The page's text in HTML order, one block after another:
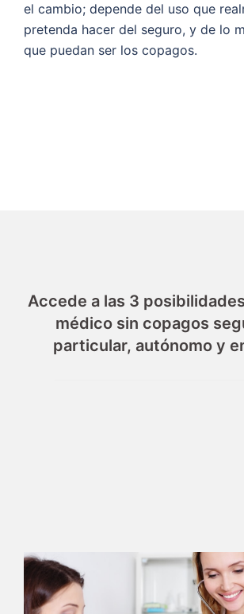
el cambio; depende del uso que
pretenda hacer del seguro, y de lo
que puedan ser los copagos.
Accede a las 3
médico sin copagos
particular, autónomo y